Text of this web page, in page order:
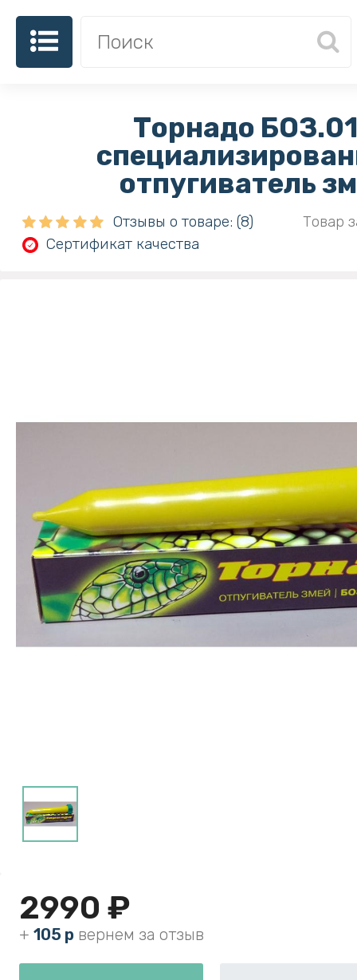
Торнадо
отпугиватель
Отзывы о товаре: (8)
Товар
Сертификат качества
2990 ₽
+ 105 р вернем за отзыв